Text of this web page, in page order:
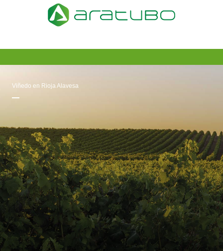
Viñedo en Rioja Alavesa